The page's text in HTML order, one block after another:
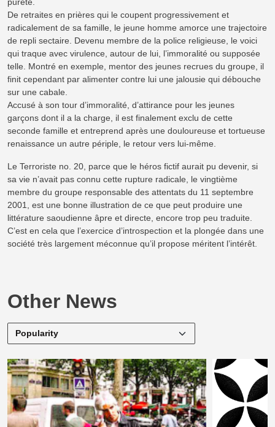
De retraites en prières qui le coupent progressivement et
radicalement de sa famille, le jeune homme amorce une trajectoire
de repli sectaire. Devenu membre de la police religieuse, le voici
qui traque avec virulence, autour de lui, l’immoralité ou supposée
telle. Montré en exemple, mentor des jeunes recrues du groupe, il
finit cependant par alimenter contre lui une jalousie qui débouche
sur une cabale.
Accusé à son tour d’immoralité, d’attirance pour les jeunes
garçons dont il a la charge, il est finalement exclu de cette
seconde famille et entreprend après une douloureuse et tortueuse
renaissance un autre périple, le retour vers lui-même.
Le Terroriste no. 20, parce que le héros fictif aurait pu devenir, si
sa vie n’avait pas connu cette rupture radicale, le vingtième
membre du groupe responsable des attentats du 11 septembre
2001, est une bonne illustration de ce que peut produire une
littérature saoudienne âpre et directe, encore trop peu traduite.
C’est en cela que l’exercice d’introspection et la plongée dans une
société très largement méconnue qu’il propose méritent l’intérêt.
Other News